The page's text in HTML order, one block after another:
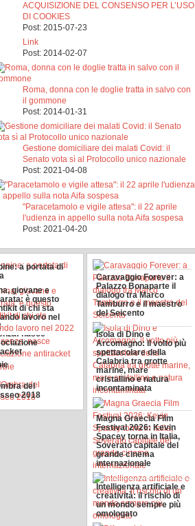
ACQUISIZIONE DEL CONSENSO PER L’USO
DI COOKIES
Post: 2015-07-23
Link
Post: 2014-02-07
Roma, donna con le doglie tratta in salvo con
il gommone
Post: 2014-01-31
Gestione domiciliare dei malati Covid: il
Senato vota sì al Protocollo unico nazionale
Post: 2021-04-08
"Paracetamolo e vigile attesa": il 22 aprile
l'udienza in appello sulla nota Aifa sospesa
Post: 2021-04-20
a portata di
giovane e
è questo
di chi sta
lavoro nel
nasce
del
2018
Caravaggio Forever: a
Palazzo Bonaparte il
dialogo tra Marco
Tamburro e il maestro
del Seicento
Isola di Dino e
Arcomagno: il volto più
spettacolare della
Calabria tra grotte
marine, mare
cristallino e natura
incontaminata
Magna Graecia Film
Festival 2026: Kevin
Spacey torna in Italia,
Soverato capitale del
grande cinema
internazionale
Intelligenza artificiale e
creatività: il rischio di
un mondo sempre più
omologato